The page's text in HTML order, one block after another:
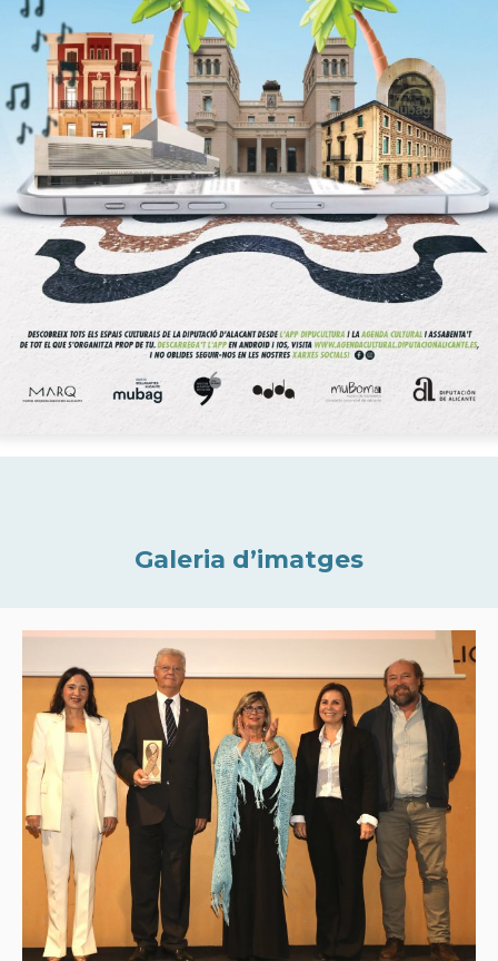
Galeria d’imatges